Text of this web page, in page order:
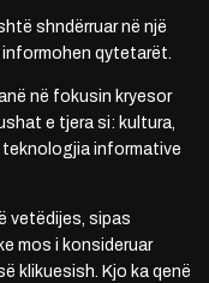
shndërruar në një
qytetarët.
në fokusin kryesor
e tjera si: kultura,
informative
vetëdijes, sipas
mos i konsideruar
klikuesish. Kjo ka qenë